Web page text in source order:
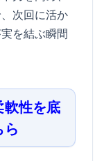
次回に活か
を結ぶ瞬間
軟性を底
ら